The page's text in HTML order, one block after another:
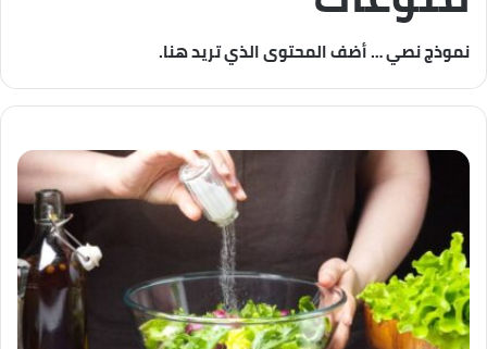
نموذج نصي … أضف المحتوى الذي تريد هنا.